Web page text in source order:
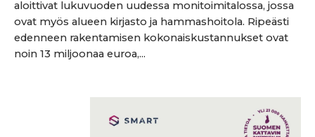
aloittivat lukuvuoden uudessa monitoimitalossa, jossa
ovat myös alueen kirjasto ja hammashoitola. Ripeästi
edenneen rakentamisen kokonaiskustannukset ovat
noin 13 miljoonaa euroa,...